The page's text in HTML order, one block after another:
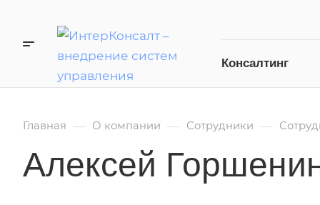
Консалтинг
Главная — О компании — Сотрудники —
Алексей